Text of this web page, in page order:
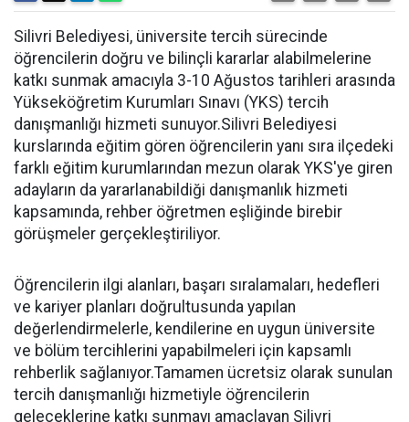
Silivri Belediyesi, üniversite tercih sürecinde
öğrencilerin doğru ve bilinçli kararlar alabilmelerine
katkı sunmak amacıyla 3-10 Ağustos tarihleri arasında
Yükseköğretim Kurumları Sınavı (YKS) tercih
danışmanlığı hizmeti sunuyor.Silivri Belediyesi
kurslarında eğitim gören öğrencilerin yanı sıra ilçedeki
farklı eğitim kurumlarından mezun olarak YKS'ye giren
adayların da yararlanabildiği danışmanlık hizmeti
kapsamında, rehber öğretmen eşliğinde birebir
görüşmeler gerçekleştiriliyor.
Öğrencilerin ilgi alanları, başarı sıralamaları, hedefleri
ve kariyer planları doğrultusunda yapılan
değerlendirmelerle, kendilerine en uygun üniversite
ve bölüm tercihlerini yapabilmeleri için kapsamlı
rehberlik sağlanıyor.Tamamen ücretsiz olarak sunulan
tercih danışmanlığı hizmetiyle öğrencilerin
geleceklerine katkı sunmayı amaçlayan Silivri